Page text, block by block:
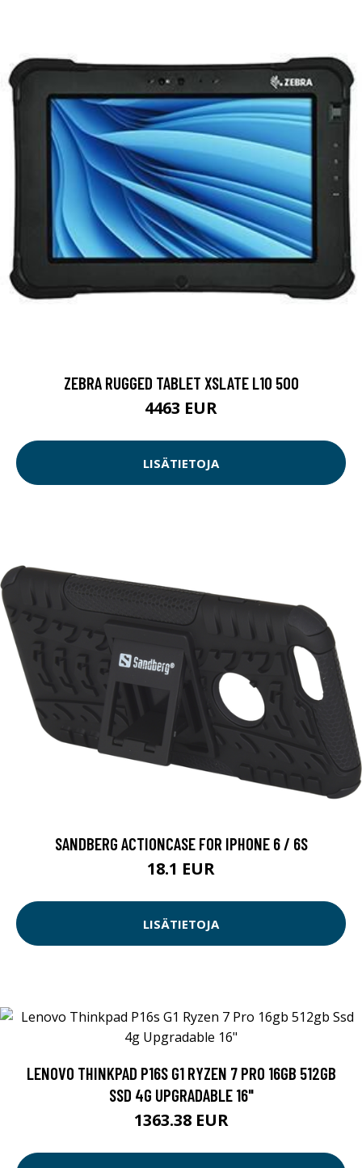
ZEBRA RUGGED TABLET XSLATE L10 500
4463 EUR
LISÄTIETOJA
SANDBERG ACTIONCASE FOR IPHONE 6 / 6S
18.1 EUR
LISÄTIETOJA
LENOVO THINKPAD P16S G1 RYZEN 7 PRO 16GB 512GB
SSD 4G UPGRADABLE 16"
1363.38 EUR